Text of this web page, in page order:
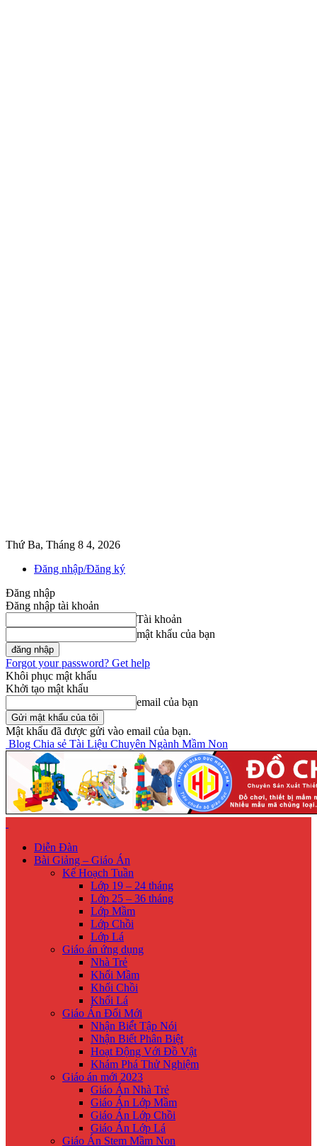
Thứ Ba, Tháng 8 4, 2026
Đăng nhập/Đăng ký
Đăng nhập
Đăng nhập tài khoản
Tài khoản
mật khẩu của bạn
Forgot your password? Get help
Khôi phục mật khẩu
Khởi tạo mật khẩu
email của bạn
Mật khẩu đã được gửi vào email của bạn.
Blog Chia sẻ Tài Liệu Chuyên Ngành Mầm Non
Diễn Đàn
Bài Giảng – Giáo Án
Kế Hoạch Tuần
Lớp 19 – 24 tháng
Lớp 25 – 36 tháng
Lớp Mầm
Lớp Chồi
Lớp Lá
Giáo án ứng dụng
Nhà Trẻ
Khối Mầm
Khối Chồi
Khối Lá
Giáo Án Đổi Mới
Nhận Biế́t Tập Nói
Nhận Biết Phân Biệt
Hoạt Động Với Đồ Vật
Khám Phá Thử Nghiệm
Giáo án mới 2023
Giáo Án Nhà Trẻ
Giáo Án Lớp Mầm
Giáo Án Lớp Chồi
Giáo Án Lớp Lá
Giáo Án Stem Mầm Non